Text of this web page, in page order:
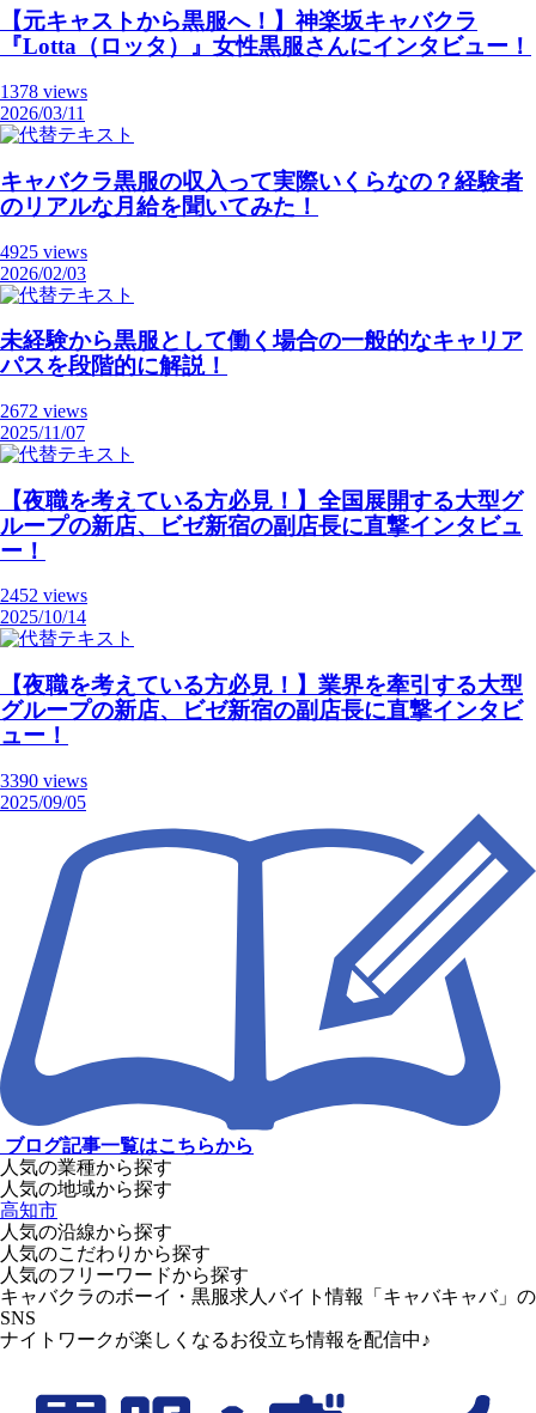
【元キャストから黒服へ！】神楽坂キャバクラ
『Lotta（ロッタ）』女性黒服さんにインタビュー！
1378 views
2026/03/11
キャバクラ黒服の収入って実際いくらなの？経験者
のリアルな月給を聞いてみた！
4925 views
2026/02/03
未経験から黒服として働く場合の一般的なキャリア
パスを段階的に解説！
2672 views
2025/11/07
【夜職を考えている方必見！】全国展開する大型グ
ループの新店、ビゼ新宿の副店長に直撃インタビュ
ー！
2452 views
2025/10/14
【夜職を考えている方必見！】業界を牽引する大型
グループの新店、ビゼ新宿の副店長に直撃インタビ
ュー！
3390 views
2025/09/05
ブログ記事一覧はこちらから
人気の業種から探す
人気の地域から探す
高知市
人気の沿線から探す
人気のこだわりから探す
人気のフリーワードから探す
キャバクラのボーイ・黒服求人バイト情報「キャバキャバ」の
SNS
ナイトワークが楽しくなるお役立ち情報を配信中♪